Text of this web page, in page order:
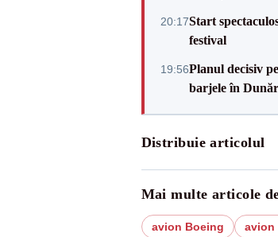
20:17Start
festival
19:56Planul decisiv
barjele în
Distribuie articolul
Mai multe articole
avion Boeing avion